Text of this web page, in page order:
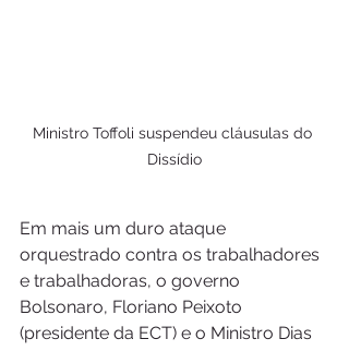
Ministro Toffoli suspendeu cláusulas do
Dissídio
Em mais um duro ataque
orquestrado contra os trabalhadores
e trabalhadoras, o governo
Bolsonaro, Floriano Peixoto
(presidente da ECT) e o Ministro Dias